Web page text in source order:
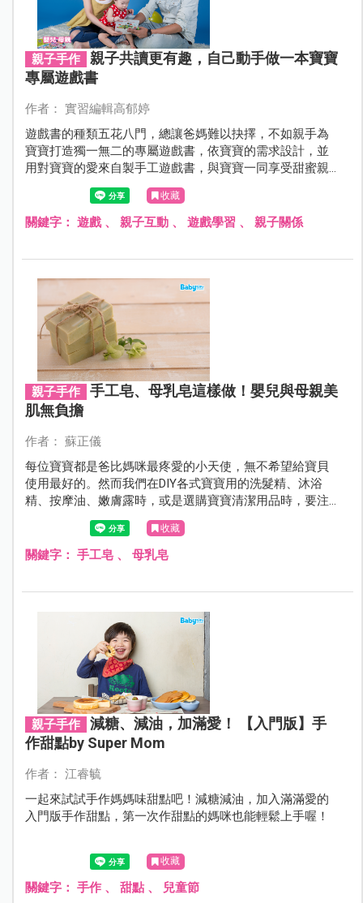
親子手作
親子共讀更有趣，自己動手做一本寶寶
專屬遊戲書
作者： 實習編輯高郁婷
遊戲書的種類五花八門，總讓爸媽難以抉擇，不如親手為
寶寶打造獨一無二的專屬遊戲書，依寶寶的需求設計，並
用對寶寶的愛來自製手工遊戲書，與寶寶一同享受甜蜜親
收藏
關鍵字： 遊戲、 親子互動、 遊戲學習 、 親子關係
親子手作
手工皂、母乳皂這樣做！嬰兒與母親美
肌無負擔
作者： 蘇正儀
每位寶寶都是爸比媽咪最疼愛的小天使，無不希望給寶貝
使用最好的。然而我們在DIY各式寶寶用的洗髮精、沐浴
精、按摩油、嫩膚露時，或是選購寶寶清潔用品時，要注
意哪些細節才不會讓爸比媽咪的愛心打折扣呢？
收藏
關鍵字： 手工皂、 母乳皂
親子手作
減糖、減油，加滿愛！ 【入門版】手
作甜點by Super Mom
作者： 江睿毓
一起來試試手作媽媽味甜點吧！減糖減油，加入滿滿愛的
入門版手作甜點，第一次作甜點的媽咪也能輕鬆上手喔！
收藏
關鍵字： 手作、 甜點、 兒童節